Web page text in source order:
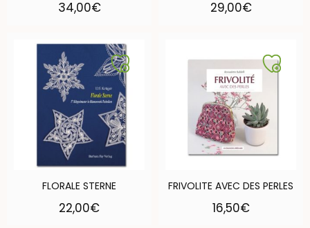
34,00€ 29,00€
FLORALE STERNE
22,00€
FRIVOLITE AVEC DES PERLES
16,50€